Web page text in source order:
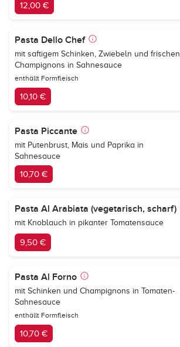
12,00 €
Pasta Dello Chef
mit saftigem Schinken, Zwiebeln und frischen
Champignons in Sahnesauce
enthällt Formfleisch
10,10 €
Pasta Piccante
mit Putenbrust, Mais und Paprika in
Sahnesauce
10,70 €
Pasta Al Arabiata (vegetarisch, scharf)
mit Knoblauch in pikanter Tomatensauce
9,50 €
Pasta Al Forno
mit Schinken und Champignons in Tomaten-
Sahnesauce
enthällt Formfleisch
10,70 €